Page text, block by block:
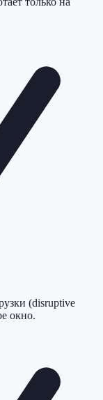
(disruptive
окно.